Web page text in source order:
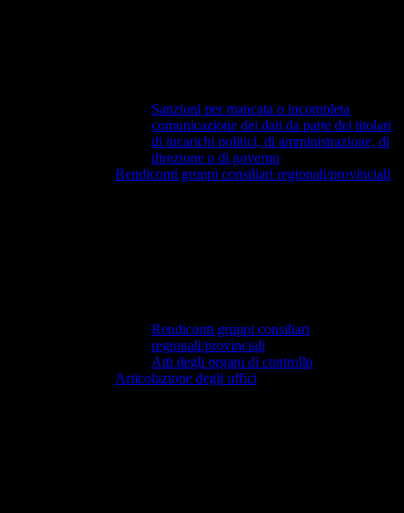
Sanzioni per mancata o incompleta
comunicazione dei dati da parte dei titolari
di incarichi politici, di amministrazione, di
direzione o di governo
Rendiconti gruppi consiliari regionali/provinciali
Rendiconti gruppi consiliari
regionali/provinciali
Atti degli organi di controllo
Articolazione degli uffici